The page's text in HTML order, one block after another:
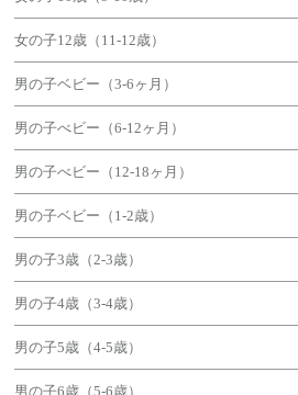
女の子12歳（11-12歳）
男の子ベビー（3-6ヶ月）
男の子べビー（6-12ヶ月）
男の子べビー（12-18ヶ月）
男の子ベビー（1-2歳）
男の子3歳（2-3歳）
男の子4歳（3-4歳）
男の子5歳（4-5歳）
男の子6歳（5-6歳）